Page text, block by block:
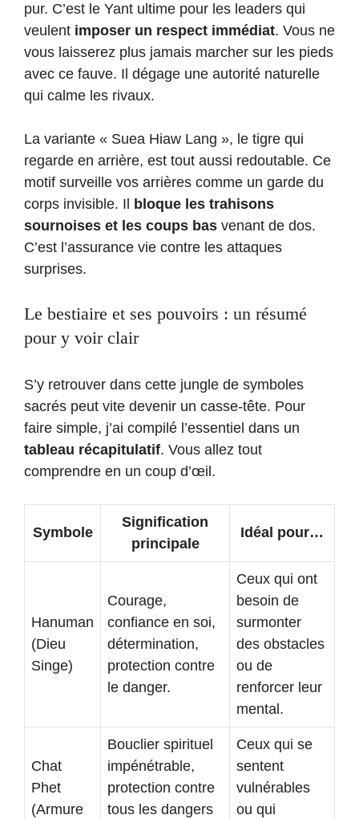
pur. C’est le Yant ultime pour les leaders qui
veulent imposer un respect immédiat. Vous ne
vous laisserez plus jamais marcher sur les pieds
avec ce fauve. Il dégage une autorité naturelle
qui calme les rivaux.
La variante « Suea Hiaw Lang », le tigre qui
regarde en arrière, est tout aussi redoutable. Ce
motif surveille vos arrières comme un garde du
corps invisible. Il
bloque les trahisons
sournoises et les coups bas venant de dos.
C’est l’assurance vie contre les attaques
surprises.
Le bestiaire et ses pouvoirs : un résumé
pour y voir clair
S’y retrouver dans cette jungle de symboles
sacrés peut vite devenir un casse-tête. Pour
faire simple, j’ai compilé l’essentiel dans un
tableau récapitulatif. Vous allez tout
comprendre en un coup d’œil.
Symbole
Signification
principale
Idéal pour…
Hanuman
(Dieu
Singe)
Courage,
confiance en soi,
détermination,
protection contre
le danger.
Ceux qui ont
besoin de
surmonter
des obstacles
ou de
renforcer leur
mental.
Chat
Phet
(Armure
Bouclier spirituel
impénétrable,
protection contre
tous les dangers
Ceux qui se
sentent
vulnérables
ou qui